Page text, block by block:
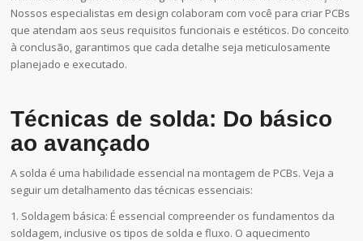
Nossos especialistas em design colaboram com você para criar PCBs
que atendam aos seus requisitos funcionais e estéticos. Do conceito
à conclusão, garantimos que cada detalhe seja meticulosamente
planejado e executado.
Técnicas de solda: Do básico
ao avançado
A solda é uma habilidade essencial na montagem de PCBs. Veja a
seguir um detalhamento das técnicas essenciais:
1. Soldagem básica: É essencial compreender os fundamentos da
soldagem, inclusive os tipos de solda e fluxo. O aquecimento